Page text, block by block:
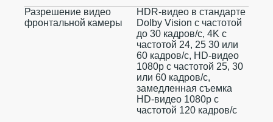
Разрешение видео
фронтальной камеры
HDR‑видео в стандарте
Dolby Vision с частотой
до 30 кадров/с, 4K с
частотой 24, 25 30 или
60 кадров/с, HD-видео
1080p с частотой 25, 30
или 60 кадров/с,
замедленная съемка
HD-видео 1080p с
частотой 120 кадров/с